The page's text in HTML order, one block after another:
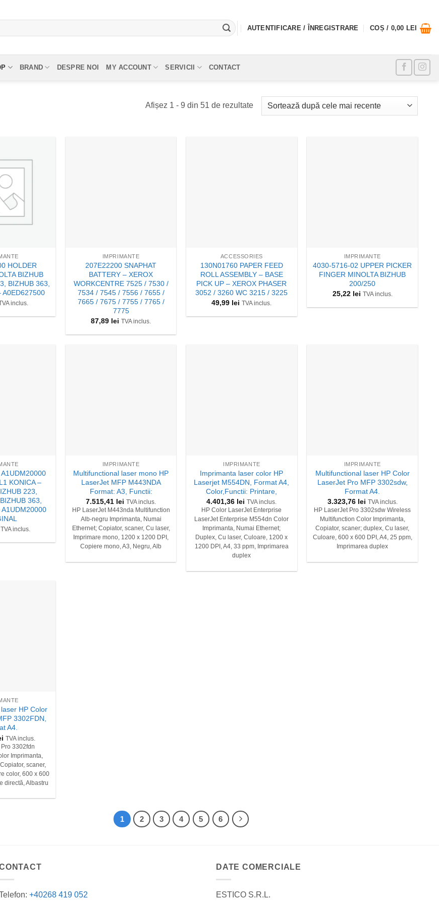
AUTENTIFICARE / ÎNREGISTRARE COȘ / 0,00 LEI
BRAND DESPRE NOI MY ACCOUNT SERVICII CONTACT
Afișez 1 - 9 din 51 de rezultateSortat
după
HOLDER
BIZHUB
BIZHUB 363,
A0ED627500
TVA inclus.
IMPRIMANTE
207E22200 SNAPHAT
BATTERY – XEROX
WORKCENTRE 7525 / 7530 /
7534 / 7545 / 7556 / 7655 /
7665 / 7675 / 7755 / 7765 /
7775
87,89 lei TVA inclus.
ACCESSORIES
130N01760 PAPER FEED
ROLL ASSEMBLY – BASE
PICK UP – XEROX PHASER
3052 / 3260 WC 3215 / 3225
49,99 lei TVA inclus.
IMPRIMANTE
4030-5716-02 UPPER PICKER
FINGER MINOLTA BIZHUB
200/250
25,22 lei TVA inclus.
KONICA –
223,
363,
TVA inclus.
IMPRIMANTE
Multifunctional laser mono HP
LaserJet MFP M443NDA
Format: A3, Functii:
7.515,41 lei
TVA inclus.
HP LaserJet M443nda Multifunction
Alb-negru Imprimanta, Numai
Ethernet; Copiator, scaner, Cu laser,
Imprimare mono, 1200 x 1200 DPI,
Copiere mono, A3, Negru, Alb
IMPRIMANTE
Imprimanta laser color HP
Laserjet M554DN, Format A4,
Color,Functii: Printare,
4.401,36 lei
TVA inclus.
HP Color LaserJet Enterprise
LaserJet Enterprise M554dn Color
Imprimanta, Numai Ethernet;
Duplex, Cu laser, Culoare, 1200 x
1200 DPI, A4, 33 ppm, Imprimarea
duplex
IMPRIMANTE
Multifunctional laser HP Color
LaserJet Pro MFP 3302sdw,
Format A4.
3.323,76 lei
TVA inclus.
HP LaserJet Pro 3302sdw Wireless
Multifunction Color Imprimanta,
Copiator, scaner; duplex, Cu laser,
Culoare, 600 x 600 DPI, A4, 25 ppm,
Imprimarea duplex
HP Color
3302FDN,
A4.
TVA inclus.
3302fdn
Imprimanta,
scaner,
color, 600 x 600
directă, Albastru
1 2 3 4 5 6
+40268 419 052
DATE COMERCIALE
ESTICO S.R.L.